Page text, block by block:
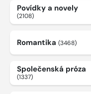
Povídky a novely
(2108)
Romantika (3468)
Společenská próza
(1337)